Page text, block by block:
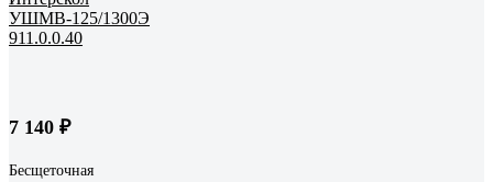
7 140 ₽
Бесщеточная